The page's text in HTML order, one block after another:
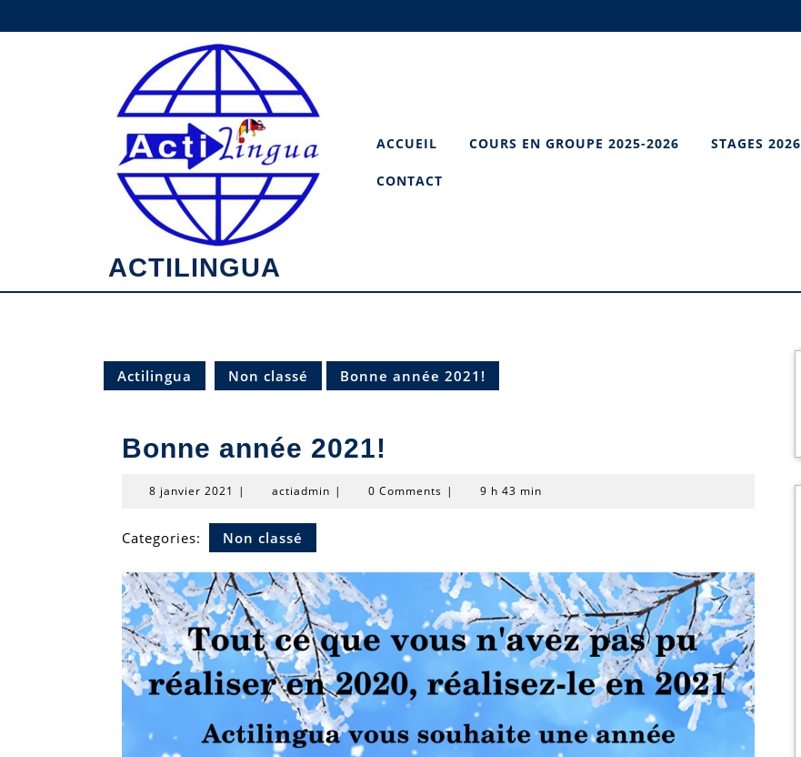
to
ACTILINGUA
ACCUEIL COURS EN GROUPE 2025-2026 STAGES 2026
CONTACT
Actilingua Non classé Bonne année 2021!
Bonne année 2021!
8 janvier 2021
2021
| actiadmin actiadmin
| 0 Comments | 9 h 43 min
Categories: Non classé